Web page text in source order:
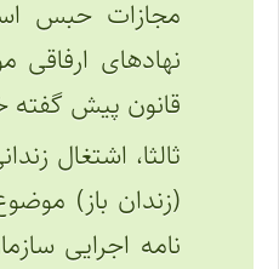
مجازات حبس
قانون پیش
ثالثا، اشتغال
نامه اجرایی